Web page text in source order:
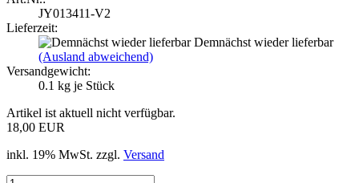
JY013411-V2
Lieferzeit:
Demnächst wieder lieferbar
(Ausland abweichend)
Versandgewicht:
0.1 kg je Stück
Artikel ist aktuell nicht verfügbar.
18,00 EUR
inkl. 19% MwSt. zzgl. Versand